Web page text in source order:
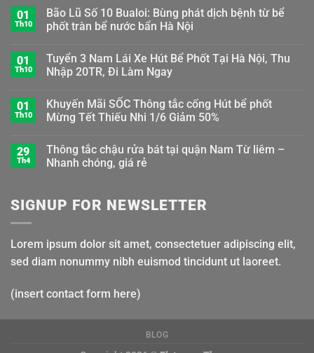
01
Th10
Bão Lũ Số 10 Bualoi: Bùng phát dịch bệnh từ bể
phốt tràn bể nước bẩn Hà Nội
01
Th10
Tuyển 3 Nam Lái Xe Hút Bể Phốt Tại Hà Nội, Thu
Nhập 20TR, Đi Làm Ngay
01
Th10
Khuyến Mãi SỐC Thông tắc cống Hút bể phốt
Mừng Tết Thiếu Nhi 1/6 Giảm 50%
29
Th4
Thông tắc chậu rửa bát tại quận Nam Từ liêm –
Nhanh chóng, giá rẻ
SIGNUP FOR NEWSLETTER
Lorem ipsum dolor sit amet, consectetuer adipiscing elit,
sed diam nonummy nibh euismod tincidunt ut laoreet.
(insert contact form here)
BLOG